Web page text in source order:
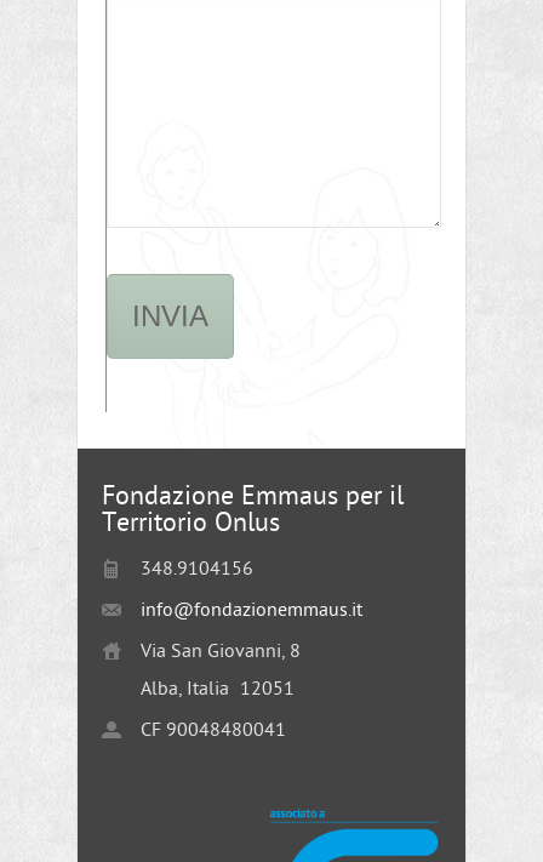
Fondazione Emmaus per il
Territorio Onlus
348.9104156
info@fondazionemmaus.it
Via San Giovanni, 8
Alba, Italia 12051
CF 90048480041